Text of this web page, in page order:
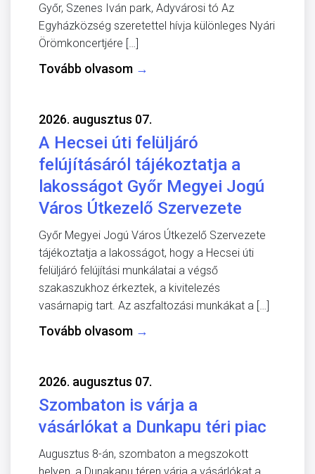
Győr, Szenes Iván park, Adyvárosi tó Az
Egyházközség szeretettel hívja különleges Nyári
Örömkoncertjére […]
Tovább olvasom →
2026. augusztus 07.
A Hecsei úti felüljáró
felújításáról tájékoztatja a
lakosságot Győr Megyei Jogú
Város Útkezelő Szervezete
Győr Megyei Jogú Város Útkezelő Szervezete
tájékoztatja a lakosságot, hogy a Hecsei úti
felüljáró felújítási munkálatai a végső
szakaszukhoz érkeztek, a kivitelezés
vasárnapig tart. Az aszfaltozási munkákat a […]
Tovább olvasom →
2026. augusztus 07.
Szombaton is várja a
vásárlókat a Dunkapu téri piac
Augusztus 8-án, szombaton a megszokott
helyen, a Dunakapu téren várja a vásárlókat a